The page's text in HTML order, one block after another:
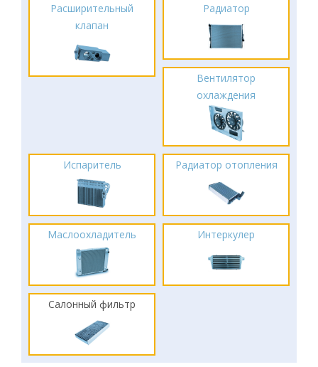
Расширительный
клапан
Радиатор
Вентилятор
охлаждения
Испаритель Радиатор отопления
Маслоохладитель Интеркулер
Салонный фильтр